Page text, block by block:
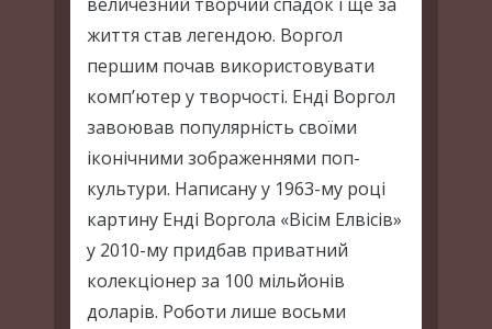
величезний творчий спадок і ще за
життя став легендою. Воргол
першим почав використовувати
комп’ютер у творчості. Енді Воргол
завоював популярність своїми
іконічними зображеннями поп-
культури. Написану у 1963-му році
картину Енді Воргола «Вісім Елвісів»
у 2010-му придбав приватний
колекціонер за 100 мільйонів
доларів. Роботи лише восьми